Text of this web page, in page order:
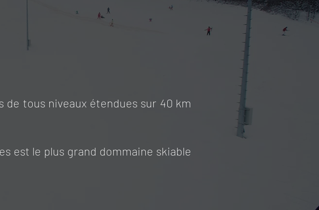
de tous niveaux étendues sur 40 km
est le plus grand dommaine skiable